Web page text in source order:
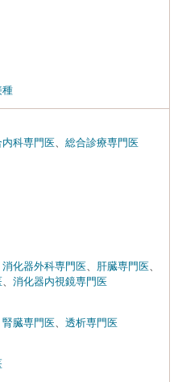
種
内科専門医 総合診療専門医
消化器外科専門医 肝臓専門医
消化器内視鏡専門医
腎臓専門医 透析専門医